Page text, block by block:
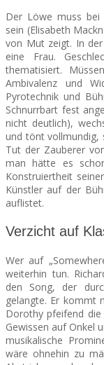
Der Löwe muss bei
sein (Elisabeth
von Mut zeigt. In
eine Frau.
thematisiert.
Ambivalenz und
Pyrotechnik und
Schnurrbart fest
nicht deutlich),
und tönt vollmundig,
Tut der Zauberer
man hätte es
Konstruiertheit
Künstler auf der
auflistet.
Verzicht auf
Wer auf
weiterhin tun.
den Song, der
gelangte. Er kommt
Dorothy pfeifend
Gewissen auf Onkel
musikalische
wäre ohnehin zu